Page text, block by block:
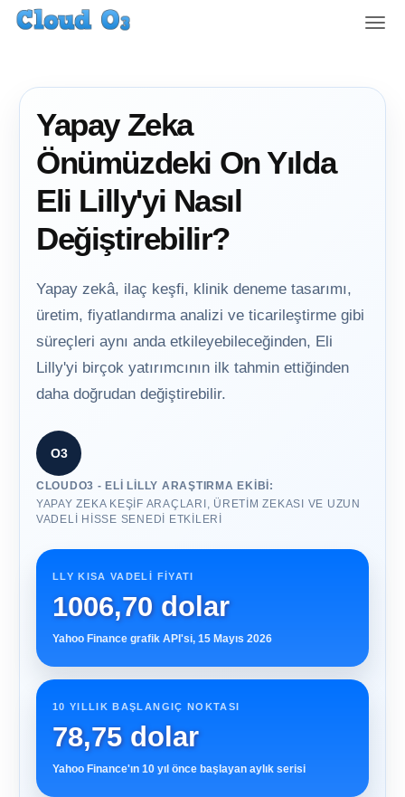
T
Yapay Zeka
Önümüzdeki On Yılda
Eli Lilly'yi Nasıl
Değiştirebilir?
Yapay zekâ, ilaç keşfi, klinik deneme tasarımı,
üretim, fiyatlandırma analizi ve ticarileştirme gibi
süreçleri aynı anda etkileyebileceğinden, Eli
Lilly'yi birçok yatırımcının ilk tahmin ettiğinden
daha doğrudan değiştirebilir.
O3
CLOUDO3 - ELI LILLY ARAŞTIRMA EKIBI:
YAPAY ZEKA KEŞIF ARAÇLARI, ÜRETIM ZEKASI VE UZUN
VADELI HISSE SENEDI ETKILERI
LLY KISA VADELI FIYATI
1006,70 dolar
Yahoo Finance grafik API'si, 15 Mayıs 2026
10 YILLIK BAŞLANGIÇ ​​NOKTASI
78,75 dolar
Yahoo Finance'ın 10 yıl önce başlayan aylık serisi